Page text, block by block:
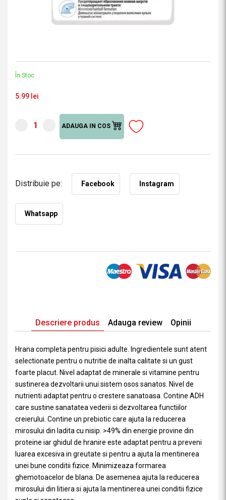
Descriere produs Adauga review Opinii
Hrana completa pentru pisici adulte. Ingredientele sunt atent
selectionate pentru o nutritie de inalta calitate si un gust
foarte placut. Nivel adaptat de minerale si vitamine pentru
sustinerea dezvoltarii unui sistem osos sanatos. Nivel de
nutrienti adaptat pentru o crestere sanatoasa. Contine ADH
care sustine sanatatea vederii si dezvoltarea functiilor
creierului. Contine un prebiotic care ajuta la reducerea
mirosului din ladita cu nisip. >49% din energie provine din
proteine iar ghidul de hranire este adaptat pentru a preveni
luarea excesiva in greutate si pentru a ajuta la mentinerea
unei bune conditii fizice. Minimizeaza formarea
ghemotoacelor de blana. De asemenea ajuta la reducerea
mirosului din litiera si ajuta la mentinerea unei conditii fizice
În Stoc
5.99 lei
ADAUGA IN COS
Distribuie pe: Facebook Instagram
Whatsapp